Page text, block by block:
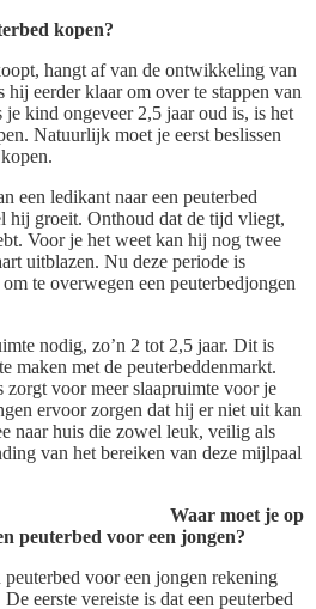
kopen?
hangt af van de ontwikkeling van
eerder klaar om over te stappen van
kind ongeveer 2,5 jaar oud is, is het
Natuurlijk moet je eerst beslissen
een ledikant naar een peuterbed
hij groeit. Onthoud dat de tijd vliegt,
Voor je het weet kan hij nog twee
uitblazen. Nu deze periode is
te overwegen een peuterbedjongen
nodig, zo’n 2 tot 2,5 jaar. Dit is
maken met de peuterbeddenmarkt.
zorgt voor meer slaapruimte voor je
ervoor zorgen dat hij er niet uit kan
naar huis die zowel leuk, veilig als
van het bereiken van deze mijlpaal
Waar moet je op
peuterbed voor een jongen?
voor een jongen rekening
eerste vereiste is dat een peuterbed